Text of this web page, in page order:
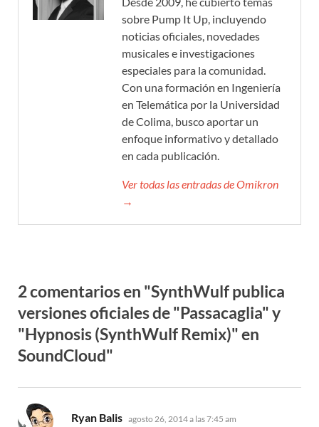
sobre Pump It Up, incluyendo
noticias oficiales, novedades
musicales e investigaciones
especiales para la comunidad.
Con una formación en Ingeniería
en Telemática por la Universidad
de Colima, busco aportar un
enfoque informativo y detallado
en cada publicación.
Ver todas las entradas de Omikron
→
2 comentarios en "SynthWulf publica
versiones oficiales de "Passacaglia" y
"Hypnosis (SynthWulf Remix)" en
SoundCloud"
Ryan Balis dice:
agosto 26, 2014 a las 7:45 am